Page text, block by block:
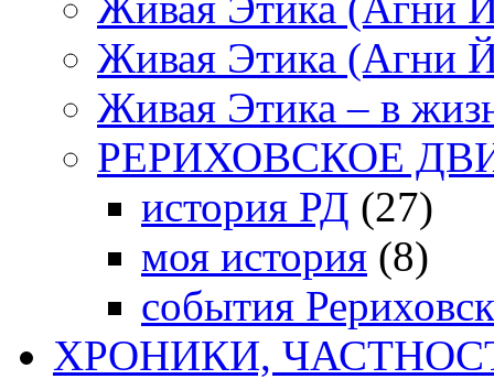
Живая Этика (Агни
Живая Этика – в
РЕРИХОВСКОЕ
история РД (27)
моя история (8)
события
ХРОНИКИ,